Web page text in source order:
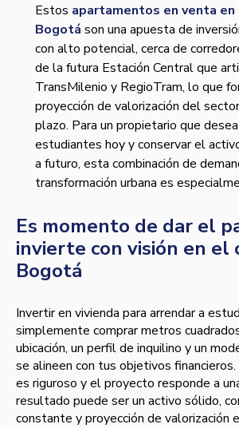
Estos apartamentos en venta
Bogotá son una apuesta de
con alto potencial, cerca de
de la futura Estación Central que
TransMilenio y RegioTram, lo que
proyección de valorización del
plazo. Para un propietario que
estudiantes hoy y conservar el
a futuro, esta combinación de
transformación urbana es
Es momento de dar el
invierte con visión en el
Bogotá
Invertir en vivienda para arrendar a
simplemente comprar metros
ubicación, un perfil de inquilino y un
se alineen con tus objetivos
es riguroso y el proyecto responde a
resultado puede ser un activo sólido,
constante y proyección de valorización